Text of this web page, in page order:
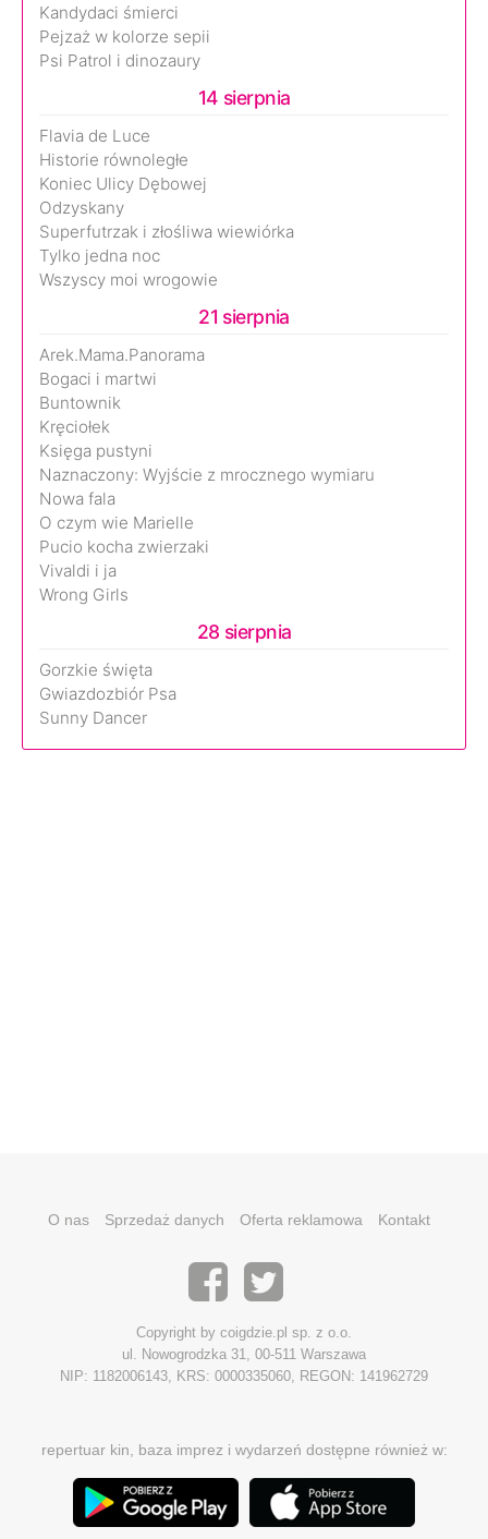
Kandydaci śmierci
Pejzaż w kolorze sepii
Psi Patrol i dinozaury
14 sierpnia
Flavia de Luce
Historie równoległe
Koniec Ulicy Dębowej
Odzyskany
Superfutrzak i złośliwa wiewiórka
Tylko jedna noc
Wszyscy moi wrogowie
21 sierpnia
Arek.Mama.Panorama
Bogaci i martwi
Buntownik
Kręciołek
Księga pustyni
Naznaczony: Wyjście z mrocznego wymiaru
Nowa fala
O czym wie Marielle
Pucio kocha zwierzaki
Vivaldi i ja
Wrong Girls
28 sierpnia
Gorzkie święta
Gwiazdozbiór Psa
Sunny Dancer
O nas Sprzedaż danych Oferta reklamowa Kontakt
Copyright by coigdzie.pl sp. z o.o.
ul. Nowogrodzka 31, 00-511 Warszawa
NIP: 1182006143, KRS: 0000335060, REGON: 141962729
repertuar kin, baza imprez i wydarzeń dostępne również w: